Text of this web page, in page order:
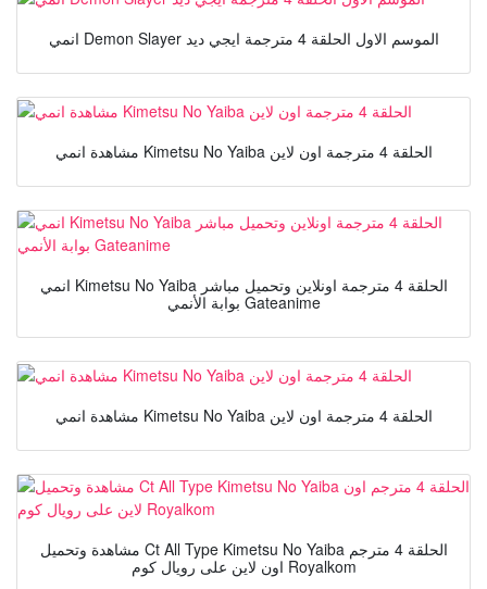
انمي Demon Slayer الموسم الاول الحلقة 4 مترجمة ايجي ديد
مشاهدة انمي Kimetsu No Yaiba الحلقة 4 مترجمة اون لاين
انمي Kimetsu No Yaiba الحلقة 4 مترجمة اونلاين وتحميل مباشر
بوابة الأنمي Gateanime
مشاهدة انمي Kimetsu No Yaiba الحلقة 4 مترجمة اون لاين
مشاهدة وتحميل Ct All Type Kimetsu No Yaiba الحلقة 4 مترجم
اون لاين على رويال كوم Royalkom